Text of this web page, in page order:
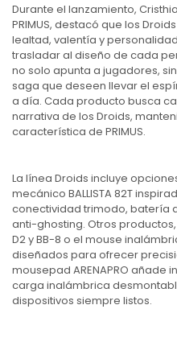
Durante el lanzamiento,
PRIMUS, destacó que los
lealtad, valentía y
trasladar al diseño de cada
no solo apunta a jugadores,
saga que deseen llevar el
a día. Cada producto busca
narrativa de los Droids,
característica de PRIMUS.
La línea Droids incluye
mecánico BALLISTA 82T
conectividad trimodo, batería
anti-ghosting. Otros
D2 y BB-8 o el mouse
diseñados para ofrecer
mousepad ARENAPRO añade
carga inalámbrica
dispositivos siempre listos.